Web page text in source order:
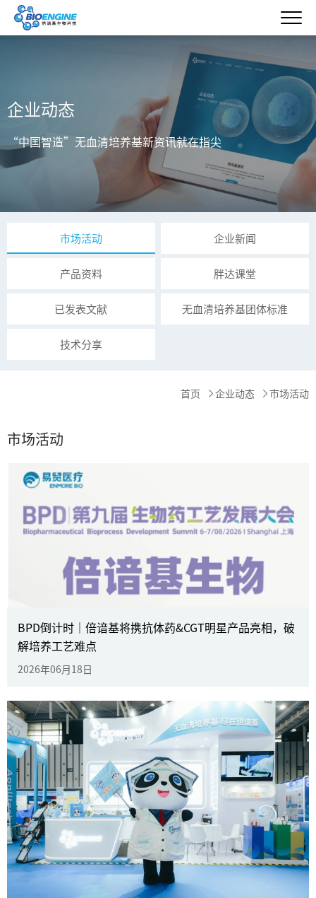
企业动态
“中国智造”无血清培养基新资讯就在指尖
市场活动 企业新闻
产品资料 胖达课堂
已发表文献 无血清培养基团体标准
技术分享
首页 企业动态 市场活动
市场活动
BPD倒计时｜倍谙基将携抗体药&CGT明星产品亮相，破
解培养工艺难点
2026年06月18日
BPD倒计时｜倍谙基将携抗体药
&CGT明星产品亮相，破解培养工艺
难点